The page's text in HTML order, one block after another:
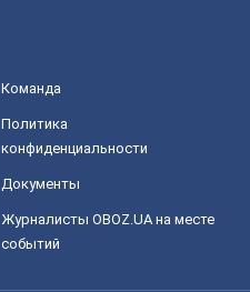
Команда
Политика
конфиденциальности
Документы
Журналисты OBOZ.UA на месте
событий